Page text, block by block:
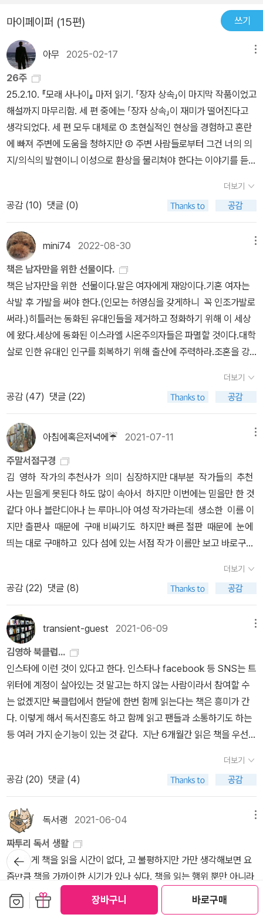
장바구니 바로구매
아무튼 존버는 위대하다. 존버의 결과 때문이 아니라 존버 그 자체가
숭고하다. 라고 생각을 했는데 순간 ‘무엇을 위한 존버인가’하는 생각
이 드는 걸 보니 또 나는 ‘무의미’로 돌아가는구나. 나는 실존주의에서
말하는 ‘무의미’에 걸려 있다. ‘무의미’는 ‘무가치’인가. ‘무의미’해도
‘가치로운가’. 주인공 모드의 존버가 ‘무의미’하다고 느낀 것은 아니
다. 그런데 왜 나는 여기에서 이런 의문에 빠지는가. 책의 결말, 드디
어 악몽같은 시간은 다 끝났다. 하지만 그녀의 악몽에서, 내면에서 아
직 끝나지 않았다. 마음이 아프다.p.307. 다른 학생들은 자식의 이마
에, 심지어 머리카락에 입을 맞추며 격려해주는 부모님과 함께 차례
를 기다리고 있다. 얼마나 좋을까! 고아인 나는, 사랑해 줄 어머니를
투아르의 기말 평가인 콘트라베이스 연주를 긴장속에서, ‘아버지가
시키는 술 훈련을 버틸 때처럼 악착같이’ 해치운 뒤 다른 학생들의 모
습을 둘러보던 마음이다. 부모가 있으나 고아인 마음, 사랑해줄 부모
가 없는 이유가 자신이 된 모드는 누구에게도 기댈 수 없으므로 자신
의 손에 힘을 꽉 줄 뿐이다. 세상에 믿을 것은 자기 자신뿐이므로. 드
라마 <동백꽃 필 무렵>에서 동백이가 두려운 상황에서 손에 땀이 나
도록 주먹을 꽉 쥐고, 그러고도 용기가 나지 않아 망설이고 있을 때 용
식이가 와서 주먹에 힘 빼라고 하며 함께 가 주는 장면에서 눈물이 많
이 나왔다. 나도 혼자 이겨내야 한다고 생각하며 주먹을 꽉 쥐고 사는
사람이다. 이겨내기 어려운 두려움을 나눠주는, 도와주는 이가 없다
면 어떻게 주먹을 꽉 쥐지 않을 수 있을까.p.310. 아버지는 나한테 작
별인사도 하지 않았다. 숨어서 내가 떠나는 걸 지켜볼 뿐이다. 가슴이
죄어온다. 나는 아버지를 사랑하고, 벌써 아버지가 그립다. 나는 아버
가짜 맹세의 기억이 가슴을 찌른다. 어머니 말이 맞는다. 나한테 기대
해봐야 헛일이다. 나는 도둑처럼, 배신자처럼 이 집을 떠난다. 좌초하
는 배를 두고 떠나는 쥐떼다. 수치스럽다. 하지만 나는 곧바로 리샤르
의 차에 오르고, 십오 년 전 처음 집 안에 들어서던 날 내 머리 위로 철
책 문이 닫히던 그 소리를 지워버리려는 듯, 힘차게 차의 문을 닫는다.
ㅡ최고의 장면이다. 15년동안 수모를 참아내며 기다린 최고의 환희
의 순간이다. 그 순간 수치심이 고개를 들지만, 모드는 힘차게 차의 문
을 닫는다. 브라보!p.323. 나는 가능한 모든 수단을 동원했다. 상상의
고, 나 스스로의 생각을 지닐 권리를 확인하기 위해 거짓말을 했다. 그
렇게 운명이 나에게 구세주를 보냈을 때, 나는 그의 손을 잡을 준비가
되어 있었다. 몰랭 선생님은 어디서나 아름다움을 찾고 삶 앞에서 늘
경의를 느끼는, 무한한 선의를 지닌 분이었다. 선생님은 내 아버지와
정반대편에 선, 아버지가 틀렸음을 말해주는 증거였다. 인간들은 훌
륭하다.ㅡ자유의 길을 포기하지 않은 모드, 그리고 지혜로 모드를 밖
으로 꺼내준 몰랭 선생을 보며 인간들은 훌륭하다는 말에 격하게 동
의한다. 그리고 다시 한 번 확인하게 되는 생각이 있다. 상담공부하며
충동적 돌봄을 경계하기로 하였는데, 본인이 괜찮으면 충동적 돌봄일
지라도 사람을 살리기도 한다는 것. 몰랭 선생님이 충동적 돌봄이었
다는 것은 아니지만, 나의 관심 주제여서 그런 쪽으로까지 생각이 미
마이페이퍼 (15편) 쓰기
아무 2025-02-17
26주
25.2.10. 『모래 사나이』 마저 읽기. 「장자 상속」이 마지막 작품이었고
해설까지 마무리함. 세 편 중에는 「장자 상속」이 재미가 떨어진다고
생각되었다. 세 편 모두 대체로 ① 초현실적인 현상을 경험하고 혼란
에 빠져 주변에 도움을 청하지만 ② 주변 사람들로부터 그건 너의 의
지/의식의 발현이니 이성으로 환상을 물리쳐야 한다는 이야기를 듣고
환상)과 마주하여 추락/극복/탈출하며 현상에 얽힌 비밀이 밝혀지는
구조를 가지는 듯하다. 당시 낭만주의자들이 “중세 독일의 전설과 민
담의 세계를 동경”했다고 하니 기이하면서도 몽환적인 작품의 분위
기가 어디서 온 것인지 짐작이 되기도.25.2.11. 서리북 16호 완독. 보
건의료에 대한 서평과 기후 위기에 대한 서평이 인상적이었고, ‘고전
의 강’ 코너는 스펜서에 대해 몰랐던 부분을 새롭게 아는 계기가 되었
다. 그렇다고 해서 스펜서에 대한 평가가 크게 달라질 것 같지는 않지
만.이동진_「기자의 눈으로 본 K-의료의 정치경제학」 적어도 '2010년
이후 수행된 연구들은 어떤 데이터를 활용하든, 어떤 분석 방법을 택
하든 대부분 [의사 수가] '부족하다'는 결론에 도달'한다.(23쪽) 대한
의사협회 산하 의료정책연구원이 서울대학교 의과대학 예방의학교실
교수 홍윤철에게 의뢰하여 제출받은 「미래사회 준비를 위한 의사 인
력 적정성 연구」조차 시뮬레이션한 시나리오 중 최대 규모인 1,500
작은 규모의 증원으로는 더 오랫동안 더 큰 규모의 의사 수 부족을 감
수해야 한다고 예측한다. 2003년 의대 정원이 10퍼센트 감축된 이
래 20년째 정원이 동결된 사이 의사의 평균 소득이 다른 직군에 비하
여 가파르게 올라가고 한국이 평균 임금 대비 의사 소득이 가장 높은
국가가 된 사정도, 같은 기간 의대 입학 성적이 한없이 치솟은 사정도,
같은 결론을 가리킨다.(25쪽, 27쪽) 부족한 건 '과학적' 사실이다. (1
55)왜 이런 일이 생기는 걸까? 원인은 여럿이지만, 그중 중요한 것
이, 다시 저수가이다. 국민의 생명과 건강은 현대 국가가 어떻게든 보
는 서비스는 같은데 돈은 부자가 더 내게 해야 한다. 건강 보험이 그
역할을 한다. 서비스는 의료인이 하고 환자가 받는데 돈은 제3자인
건강보험공단이 내므로, 기준이 필요하다. 우리의 기준은 '행위별 수
가(酬價)'이다. 특정 행위를 하면 그때마다 얼마씩 주기로 정한다. 이
수가가 '낮다'는 것이다. 박정희 정부 때 건강보험 제도를 처음 도입하
면서 시장 가격보다 꽤 낮은 가격을 수가로 정했던 것이다.그러나 반
세기도 더 지난 일이다. 지금은 시장이 없어진 지 한참인데, '낮다/높
다'는 어떻게 정할까? 건강보험공단이 직접 운영하는 유일한 병원인
'국민건강보험 일산병원'이 일종의 테스트 베드로 쓰인다. '적정 진
료'를 정하고 그렇게 할 때 수가가 얼마나 커버하는지 본다. 물론, 의
료진의 '적정' 인건비가 원가에 포함되어 있다. 민간 의료 기관이 저런
는 고소득 직종이다. 그러나 '원가보상률'이 70-80퍼센트밖에 안 되
는 낮음을 시사한다. (157)문제는 보건의료 정치의 가장 중요한 행위
자들인 '정부와 의사의 관계'가 우리나라에서는 '미정립' 상태라는 데
있다.(51쪽, 226-227쪽) 동의할 수밖에 없는 지적이다. 그러나 그
해결책이 막막한 지적이기도 하다. 기존 인력의 재배치만으로 문제를
풀 수는 없다. '과학'적으로 그렇다. 일단 재배치부터 해보고 안 되면
증원을 논의하자는 건 하지 말자는 말과 다르지 않다(애초에 의사 수
가 전혀 부족하지 않다는 입장에서라면 그럴 의도로 한 말일 테다).
더보기
공감 (10) 댓글 (0)
mini74 2022-08-30
책은 남자만을 위한 선물이다.
책은 남자만을 위한 선물이다.말은 여자에게 재앙이다.기혼 여자는
삭발 후 가발을 써야 한다.(인모는 허영심을 갖게하니 꼭 인조가발로
써라.)히틀러는 동화된 유대인들을 제거하고 정화하기 위해 이 세상
에 왔다.세상에 동화된 이스라엘 시온주의자들은 파멸할 것이다.대학
살로 인한 유대인 인구를 회복하기 위해 출산에 주력하라.조혼을 강
검사받아야 한다.<시녀이야기>의 가상 국가 이야기냐고?현대에도
버젓이 행해지는 유대인 하시딕 공동체에서 여자가 지켜야 할 것들이
다.그들은 주변과 동화되었기에 홀로코스트를 겪었다 믿었다. 그래서
다시 주변과 섞인다면 신을 배신한 벌을 받을 것이란 믿음아래, 종교
지도자의 말을 믿으며 똘똘 뭉쳐 살아간다.여자들에겐? 엄격한 종교
수업과 엄마가 되기 위한 수업, 순종적이며 말 잘 듣는 아내를 위한 수
업들이 있을 뿐이다. 영어는 영혼을 타락시키며, 책은 여성에겐 필요
없는 것이다.이런 폐쇄적인 공동체가 뉴욕 한복판에 마을을 이루며
살아간다. 이 곳에서 태어난 데버라.그의 아버지는 지능이 낮다. 돈
으로 팔려 온 엄마는 동성애자임이 들켜 이 마을에서 쫓겨난다.조부
모의 집에서 성장한 데버라는 바로 이 브루클린 윌리암스 버그 하시
딕 유대인 공동체의 일원이다.버스를 타고 집에서 멀리 떨어진 도서
관에서 책을 빌려 읽었고, 총명했으며 글을 쓰는 것을 좋아했다.그러
1년간 남편과 성생활을 하지 못한다. 더 최악인 것은 이 모든 것을 동
네사람들이며 가족들이 화제로 삼고 떠들며 훈수를 둔다는 것, 이 일
로 이혼이야기까지 나온다. 그러다 19살에 아들을 낳는다. 이 곳에서
여자는 그저 성욕해방과 아이를 낳는 도구일뿐이다. 자신의 아들이
이 곳에서 자란다면, 결국 어린 시절부터 종교교육과 세뇌로 결국 남
편처럼 될 거란 두려움에, 아이와 함께 그 곳을 도망쳐 나오게 된다.
책을 덮으면서도 정말? 지금 이 시대에 이게 말이 돼? 라지만 지금도
버젓이 여성들의 할례, 조혼, 염소에 팔려가는 걸 보면 수긍이 가면서
며, 결국 그 모든 것을 속죄하는 것은 남자들에게 복종하며 더 많은 아
이들을 낳는 거라니!!!왜 언제나 종교적 신념과 지켜야 할 덕목들은 여
자들에게 더 많은 희생을 강요하는걸까.
<배움의 발견>을 쓴 작가 타라 또한
엄격한 몰몬교 집안에서 아동학대와 다름없는 환경 속에서 성장했다.
왜곡된 역사관과 지독한 남펴차별, 일부다처제, 대체의학, 비난과 극
도의 공포속에서도 그 곳을 탈출할 수 있었던 건 책과 배움이었다. <
완벽한 아이>의 모드 또한 공포와 망상에 찌든 부모사이에서 자란다.
성폭력을 당하는 딸을 외면했다. 아버지는 사악했고, 어머니는 공범
자였다.그 속에서 모드가 그나마 온전한 정신을 가질 수 있었던 건 책
더보기
공감 (47) 댓글 (22)
아침에혹은저녁에☔ 2021-07-11
주말서점구경
김 영하 작가의 추천사가 의미 심장하지만 대부분 작가들의 추천
사는 믿을게 못된다 하도 많이 속아서 하지만 이번에는 믿을만 한 것
같다 아나 블란디아나 는 루마니아 여성 작가라는데 생소한 이름 이
지만 출판사 때문에 구매 비싸기도 하지만 빠른 절판 때문에 눈에
띄는 대로 구매하고 있다 섬에 있는 서점 작가 이름만 보고 바로구매
의 이야기 다니엘페낙의 작품은 보이는 대로 구매이상한 나라의 앨
리스에 나오는 원더랜드를 연상 시키는 기이하고 도 환상적인 소설이
라는데 기대만땅 하면서 언제 읽을지는 모르지만! 클래식클라우드
의 이 시리즈는 작가들이 직접 찾아가는 시리즈 인데 내용 이나 사
진이 너무 맘에들어 계속구입 하고 있다빈에서 만난 황금빛 키스의
화가 라는 문구는 탁월하다 요사이 북플에서 자주 눈에띄는 회색노
트 때문에 구입 세트가 아니라 낱권이라 싸게 구입 예전에는 자주 눈
에 띄었는데 찾으려면 눈에 안띄니 참 안타깝다 이제 부터라도 한
권 한권씩 구매할 생각이다
더보기
공감 (22) 댓글 (8)
transient-guest 2021-06-09
김영하 북클럽...
인스타에 이런 것이 있다고 한다. 인스타나 facebook 등 SNS는 트
위터에 계정이 살아있는 것 말고는 하지 않는 사람이라서 참여할 수
는 없겠지만 북클럽에서 한달에 한번 함께 읽는다는 책은 흥미가 간
다. 이렇게 해서 독서진흥도 하고 함께 읽고 팬들과 소통하기도 하는
등 여러 가지 순기능이 있는 것 같다. 지난 6개월간 읽은 책을 우선
더보기
공감 (20) 댓글 (4)
독서괭 2021-06-04
짜투리 독서 생활
여유롭게 책을 읽을 시간이 없다, 고 불평하지만 가만 생각해보면 요
즘만큼 책을 가까이한 시기가 있나 싶다. 책을 읽는 행위 뿐만 아니라
책소개 팟캐스트를 듣거나 북플에 접속하는 등 책의 언저리에서 기웃
거리는 것으로 나의 짜투리 시간들이 가득 차 있다. 출근길즐겨듣는
뒤로가
기